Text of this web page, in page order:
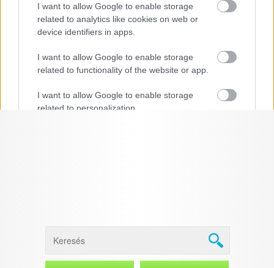
I want to allow Google to enable storage
related to analytics like cookies on web or
device identifiers in apps.
I want to allow Google to enable storage
related to functionality of the website or app.
I want to allow Google to enable storage
related to personalization.
Data Deletion Privacy Policy
10
10